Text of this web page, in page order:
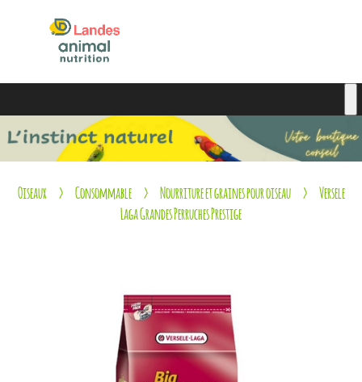
Oiseaux Consommable Nourriture et graines pour oiseau
Versele
Laga Grandes Perruches Prestige